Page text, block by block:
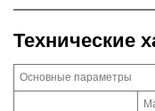
Технические
Основные параметры